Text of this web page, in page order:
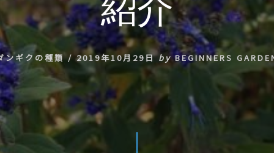
ンギクの種類/ 2019年10月29日 by BEGINNERS